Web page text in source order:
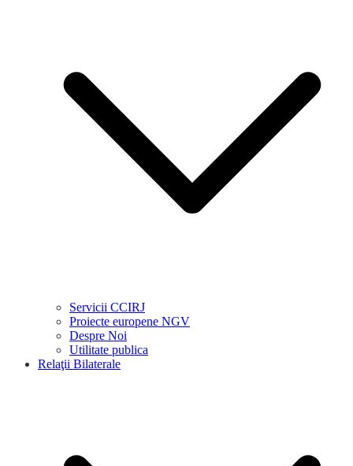
Servicii CCIRJ
Proiecte europene NGV
Despre Noi
Utilitate publica
Relaţii Bilaterale